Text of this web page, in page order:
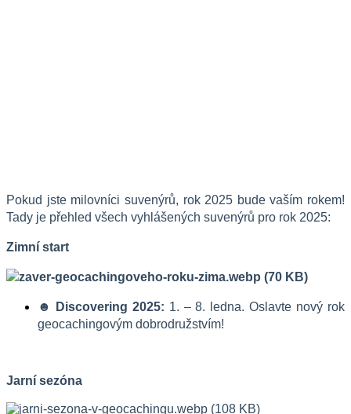
Pokud jste milovníci suvenýrů, rok 2025 bude vaším rokem!
Tady je přehled všech vyhlášených suvenýrů pro rok 2025:
Zimní start
☻ Discovering 2025: 1. – 8. ledna. Oslavte nový rok
geocachingovým dobrodružstvím!
Jarní sezóna